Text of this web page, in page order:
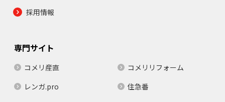
採用情報
専門サイト
コメリ産直
コメリリフォーム
レンガ.pro
住急番